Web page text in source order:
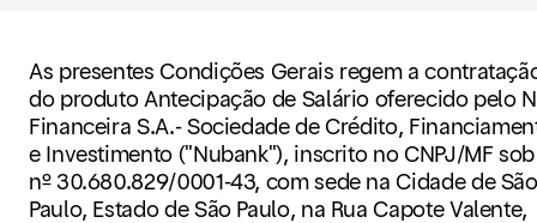
As presentes Condições Gerais regem a
do produto Antecipação de Salário oferecido pelo
Financeira S.A.- Sociedade de Crédito,
e Investimento ("Nubank"), inscrito no CNPJ/MF
nº 30.680.829/0001-43, com sede na Cidade de São
Paulo, Estado de São Paulo, na Rua Capote Valente,